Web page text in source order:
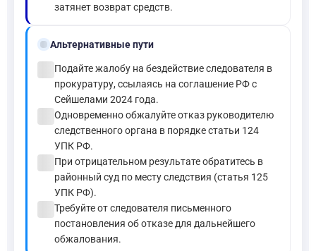
затянет возврат средств.
alt_routeАльтернативные пути
Подайте жалобу на бездействие следователя в
прокуратуру, ссылаясь на соглашение РФ с
Сейшелами 2024 года.
Одновременно обжалуйте отказ руководителю
следственного органа в порядке статьи 124
УПК РФ.
При отрицательном результате обратитесь в
районный суд по месту следствия (статья 125
УПК РФ).
Требуйте от следователя письменного
постановления об отказе для дальнейшего
обжалования.